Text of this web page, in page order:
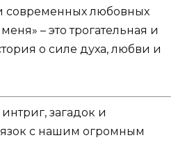
современных любовных
– это трогательная и
о силе духа, любви и
загадок и
с нашим огромным